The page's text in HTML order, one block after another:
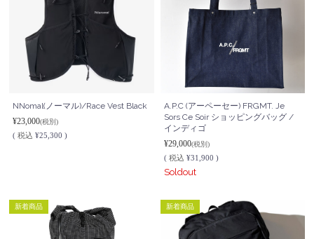
NNomal(ノーマル)/Race Vest Black
¥23,000(税別)
( 税込 ¥25,300 )
A.P.C (アーペーセー) FRGMT. Je
Sors Ce Soir ショッピングバッグ /
インディゴ
¥29,000(税別)
( 税込 ¥31,900 )
Soldout
新着商品 新着商品